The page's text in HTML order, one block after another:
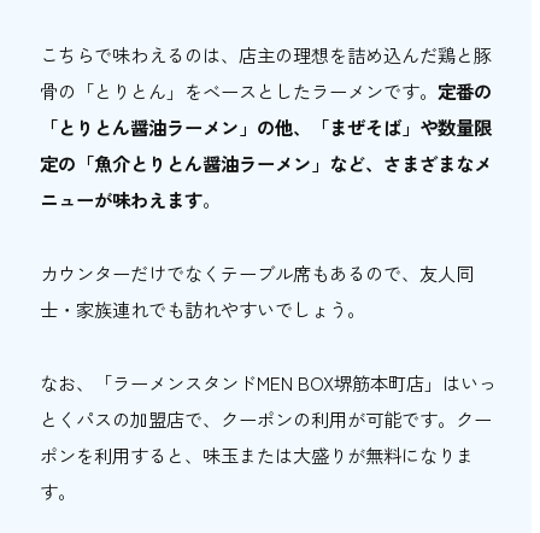
こちらで味わえるのは、店主の理想を詰め込んだ鶏と豚
骨の「とりとん」をベースとしたラーメンです。 定番の
「とりとん醤油ラーメン」の他、「まぜそば」や数量限
定の「魚介とりとん醤油ラーメン」など、さまざまなメ
ニューが味わえます。
カウンターだけでなくテーブル席もあるので、友人同
士・家族連れでも訪れやすいでしょう。
なお、「ラーメンスタンドMEN BOX堺筋本町店」はいっ
とくパスの加盟店で、クーポンの利用が可能です。クー
ポンを利用すると、味玉または大盛りが無料になりま
す。